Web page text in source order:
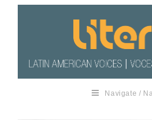
Navigate /